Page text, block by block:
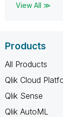
View All ≫
Products
All Products
Qlik Cloud
Qlik Sense
Qlik AutoML